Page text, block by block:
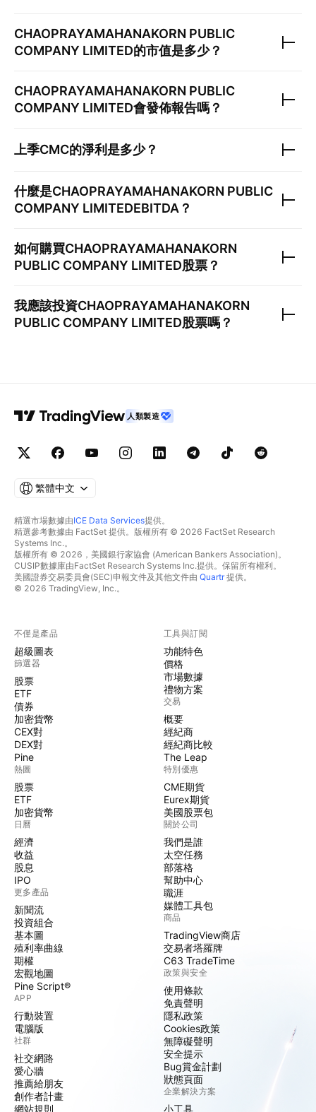
CHAOPRAYAMAHANAKORN PUBLIC
COMPANY LIMITED的市值是多少？
CHAOPRAYAMAHANAKORN PUBLIC
COMPANY LIMITED會發佈報告嗎？
上季CMC的淨利是多少？
什麼是CHAOPRAYAMAHANAKORN PUBLIC
COMPANY LIMITEDEBITDA？
如何購買CHAOPRAYAMAHANAKORN
PUBLIC COMPANY LIMITED股票？
我應該投資CHAOPRAYAMAHANAKORN
PUBLIC COMPANY LIMITED股票嗎？
人類製造
繁體中文
精選市場數據由ICE Data Services提供。
精選參考數據由 FactSet 提供。版權所有 © 2026 FactSet Research
Systems Inc.。
版權所有 © 2026，美國銀行家協會 (American Bankers Association)。
CUSIP數據庫由FactSet Research Systems Inc.提供。保留所有權利。
美國證券交易委員會(SEC)申報文件及其他文件由 Quartr提供。
© 2026 TradingView, Inc.。
不僅是產品
超級圖表
篩選器
股票
ETF
債券
加密貨幣
CEX對
DEX對
Pine
熱圖
股票
ETF
加密貨幣
日曆
經濟
收益
股息
IPO
更多產品
新聞流
投資組合
基本圖
殖利率曲線
期權
宏觀地圖
Pine Script®
APP
行動裝置
電腦版
社群
社交網路
愛心牆
推薦給朋友
創作者計畫
網站規則
工具與訂閱
功能特色
價格
市場數據
禮物方案
交易
概要
經紀商
經紀商比較
The Leap
特別優惠
CME期貨
Eurex期貨
美國股票包
關於公司
我們是誰
太空任務
部落格
幫助中心
職涯
媒體工具包
商品
TradingView商店
交易者塔羅牌
C63 TradeTime
政策與安全
使用條款
免責聲明
隱私政策
Cookies政策
無障礙聲明
安全提示
Bug賞金計劃
狀態頁面
企業解決方案
小工具